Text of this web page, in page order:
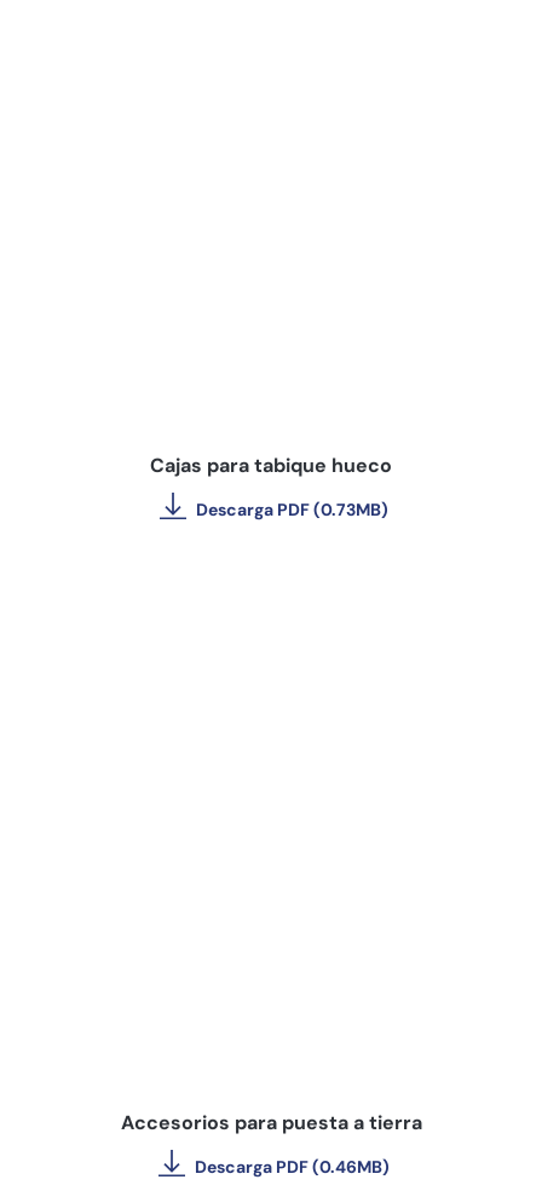
Cajas para tabique hueco
Descarga PDF (0.73MB)
Accesorios para puesta a tierra
Descarga PDF (0.46MB)